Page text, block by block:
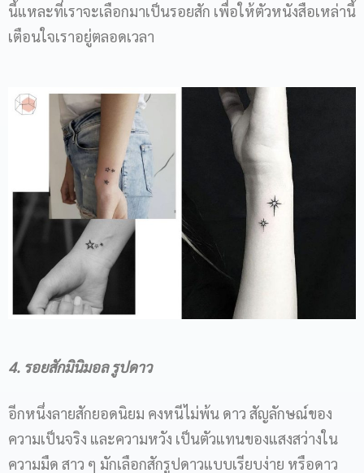
นี้แหละที่เราจะเลือกมาเป็นรอยสัก เพื่อให้ตัวหนังสือเหล่านี้
เตือนใจเราอยู่ตลอดเวลา
4. รอยสักมินิมอล รูปดาว
อีกหนึ่งลายสักยอดนิยม คงหนีไม่พ้น ดาว สัญลักษณ์ของ
ความเป็นจริง และความหวัง เป็นตัวแทนของแสงสว่างใน
ความมืด สาว ๆ มักเลือกสักรูปดาวแบบเรียบง่าย หรือดาว